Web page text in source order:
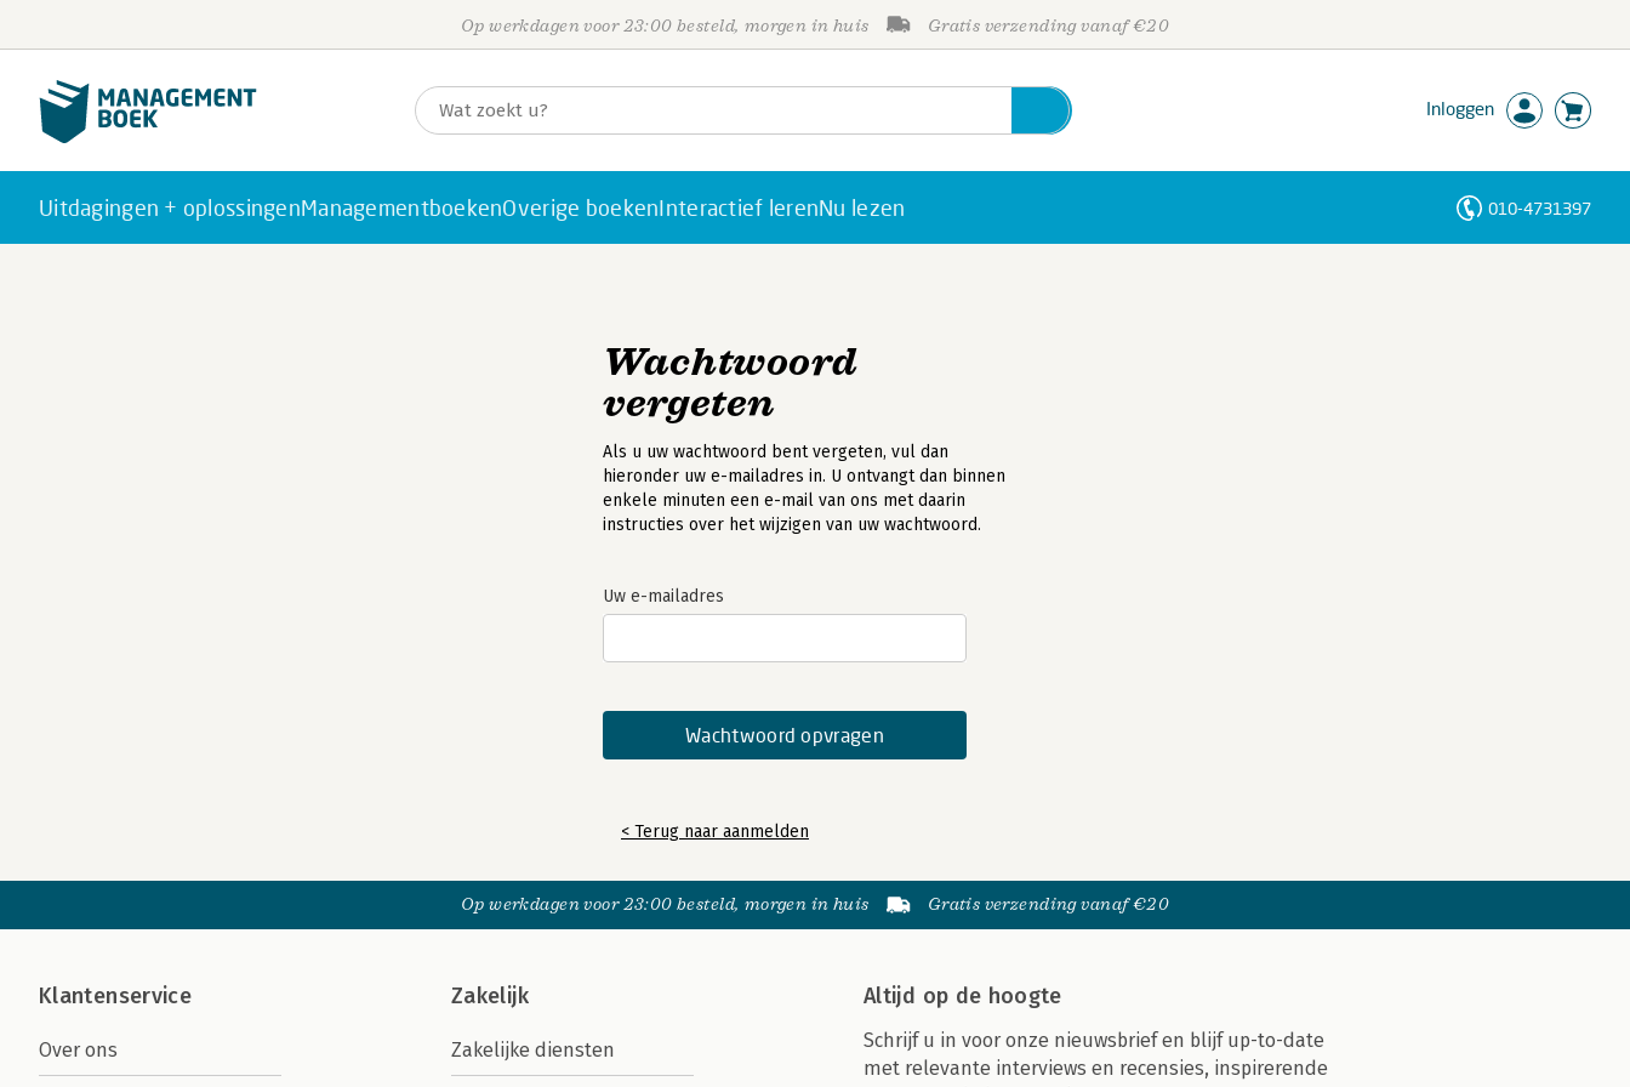
Op werkdagen voor 23:00 besteld, morgen in huis Gratis verzending vanaf €20
Inloggen
Uitdagingen + oplossingenManagementboekenOverige boekenInteractief lerenNu lezen 010-4731397
Wachtwoord
vergeten
Als u uw wachtwoord bent vergeten, vul dan
hieronder uw e-mailadres in. U ontvangt dan binnen
enkele minuten een e-mail van ons met daarin
instructies over het wijzigen van uw wachtwoord.
Uw e-mailadres
< Terug naar aanmelden
Op werkdagen voor 23:00 besteld, morgen in huis Gratis verzending vanaf €20
Klantenservice
Over ons
Zakelijk
Zakelijke diensten
Altijd op de hoogte
Schrijf u in voor onze nieuwsbrief en blijf up-to-date
met relevante interviews en recensies, inspirerende
Personen